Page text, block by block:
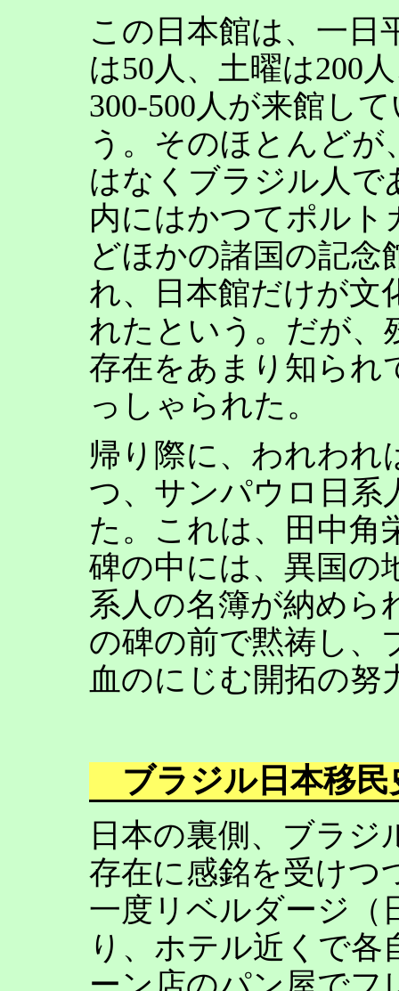
この日本館は、一日
は50人、土曜は200
300-500人が来館し
う。そのほとんどが
はなくブラジル人で
内にはかつてポル
どほかの諸国の記念
れ、日本館だけが文
れたという。だが、
存在をあまり知られ
っしゃられた。
帰り際に、われわれ
つ、サンパウロ日系
た。これは、田中角
碑の中には、異国の
系人の名簿が納めら
の碑の前で黙祷し、
血のにじむ開拓の努
ブラジル日本移民
日本の裏側、ブラ
存在に感銘を受けつ
一度リベルダージ（
り、ホテル近くで